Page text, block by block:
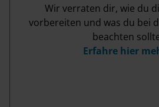
Wir verraten dir, wie du
vorbereiten und was du bei
beachten
Erfahre hier